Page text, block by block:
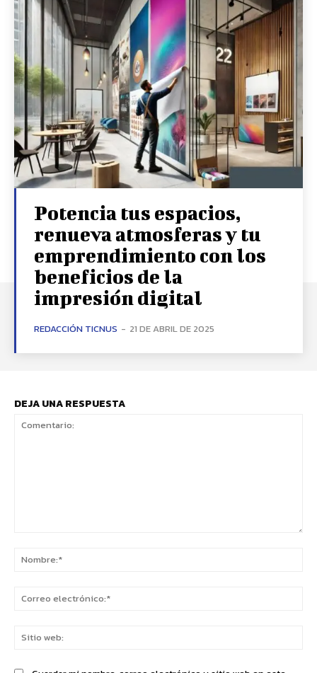
Potencia tus espacios,
renueva atmosferas y tu
emprendimiento con los
beneficios de la
impresión digital
REDACCIÓN TICNUS - 21 DE ABRIL DE 2025
DEJA UNA RESPUESTA